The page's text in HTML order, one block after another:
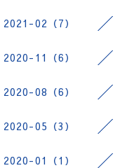
2021-02（7）
2020-11（6）
2020-08（6）
2020-05（3）
2020-01（1）